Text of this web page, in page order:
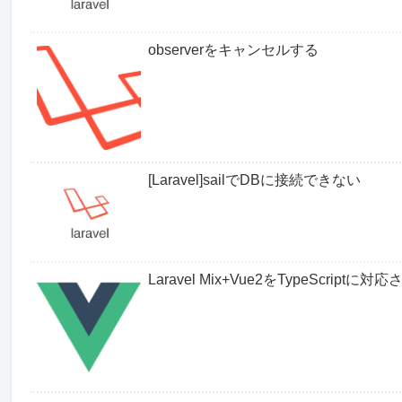
observerをキャンセルする
[Laravel]sailでDBに接続できない
Laravel Mix+Vue2をTypeScriptに対応